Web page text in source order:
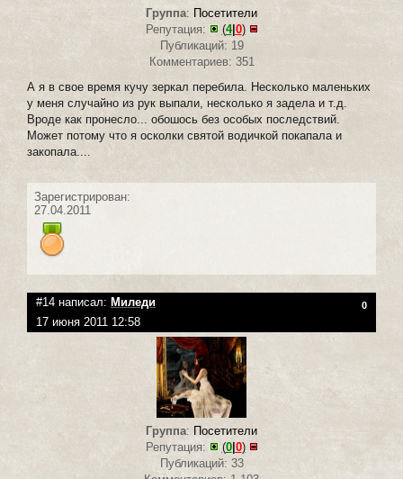
Группа: Посетители
Репутация:
(4|0)
Публикаций: 19
Комментариев: 351
А я в свое время кучу зеркал перебила. Несколько маленьких
у меня случайно из рук выпали, несколько я задела и т.д.
Вроде как пронесло... обошось без особых последствий.
Может потому что я осколки святой водичкой покапала и
закопала....
Зарегистрирован:
27.04.2011
#14 написал: Миледи 0
17 июня 2011 12:58
Группа: Посетители
Репутация:
(0| 0)
Публикаций: 33